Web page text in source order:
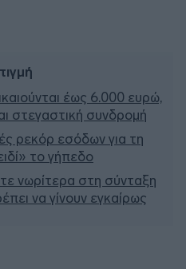
έως 6.000 ευρώ,
στεγαστική συνδρομή
ρεκόρ εσόδων για τη
το γήπεδο
νωρίτερα στη σύνταξη
να γίνουν εγκαίρως